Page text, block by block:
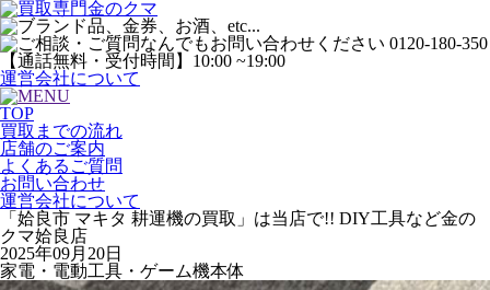
運営会社について
TOP
買取までの流れ
店舗のご案内
よくあるご質問
お問い合わせ
運営会社について
「姶良市 マキタ 耕運機の買取」は当店で!! DIY工具など金の
クマ姶良店
2025年09月20日
家電・電動工具・ゲーム機本体